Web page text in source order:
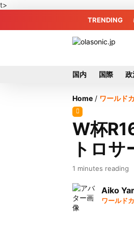
t>
TRENDING
国内 国際 政
Home / ワールド
W杯
トロ
1 minutes reading
Aiko
ワールド